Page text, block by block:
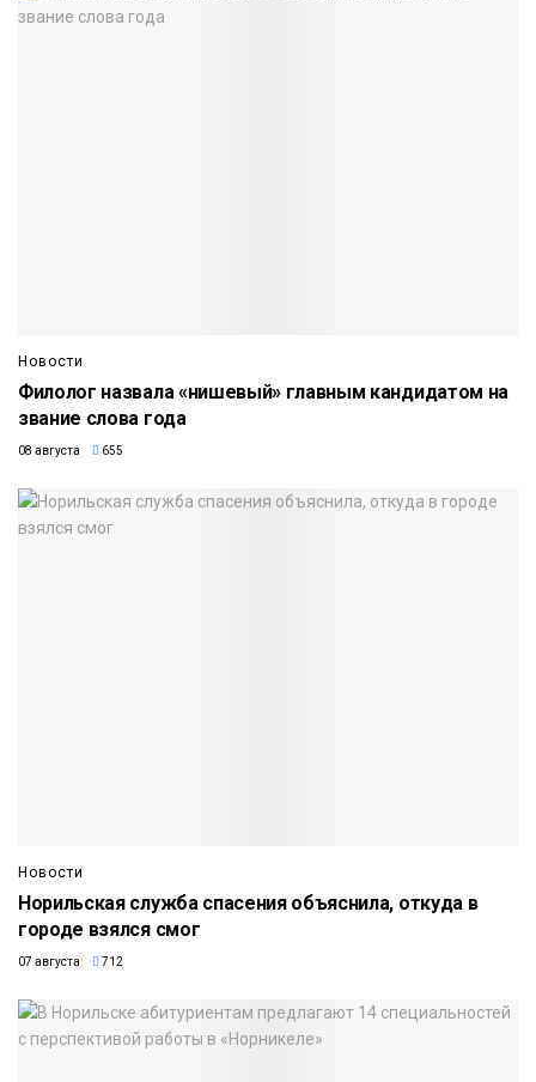
Новости
Филолог назвала «нишевый» главным кандидатом на
звание слова года
08 августа 655
Новости
Норильская служба спасения объяснила, откуда в
городе взялся смог
07 августа 712